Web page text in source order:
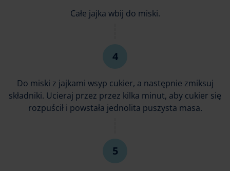
Całe jajka wbij do miski.
Do miski z jajkami wsyp cukier, a następnie zmiksuj
składniki. Ucieraj przez przez kilka minut, aby cukier się
rozpuścił i powstała jednolita puszysta masa.